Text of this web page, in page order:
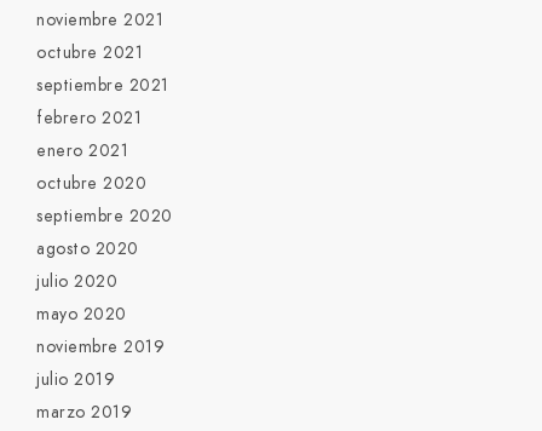
noviembre 2021
octubre 2021
septiembre 2021
febrero 2021
enero 2021
octubre 2020
septiembre 2020
agosto 2020
julio 2020
mayo 2020
noviembre 2019
julio 2019
marzo 2019